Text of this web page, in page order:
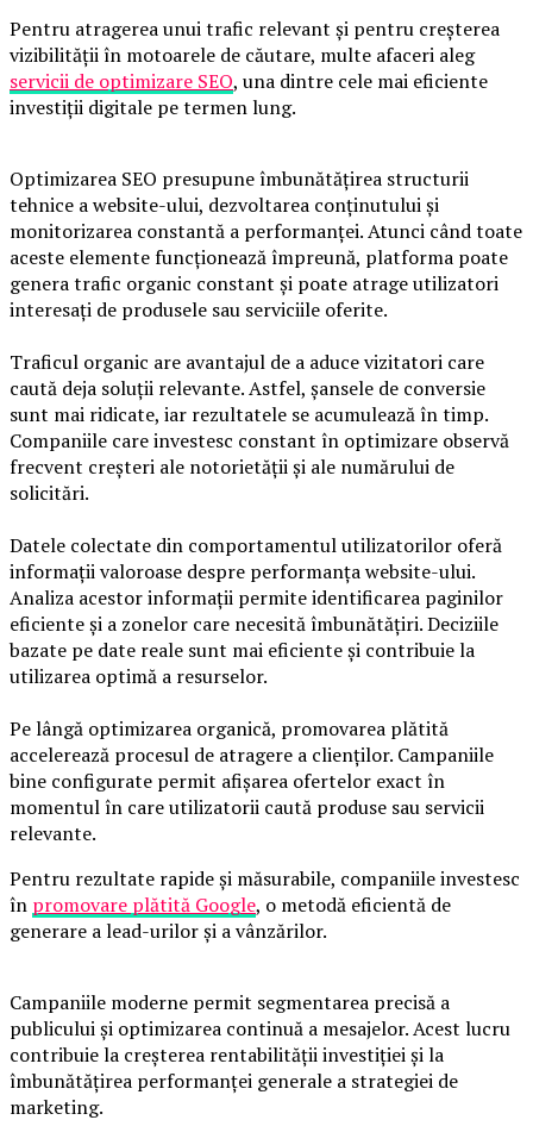
Pentru atragerea unui trafic relevant și pentru creșterea
vizibilității în motoarele de căutare, multe afaceri aleg
servicii de optimizare SEO, una dintre cele mai eficiente
investiții digitale pe termen lung.
Optimizarea SEO presupune îmbunătățirea structurii
tehnice a website-ului, dezvoltarea conținutului și
monitorizarea constantă a performanței. Atunci când toate
aceste elemente funcționează împreună, platforma poate
genera trafic organic constant și poate atrage utilizatori
interesați de produsele sau serviciile oferite.
Traficul organic are avantajul de a aduce vizitatori care
caută deja soluții relevante. Astfel, șansele de conversie
sunt mai ridicate, iar rezultatele se acumulează în timp.
Companiile care investesc constant în optimizare observă
frecvent creșteri ale notorietății și ale numărului de
solicitări.
Datele colectate din comportamentul utilizatorilor oferă
informații valoroase despre performanța website-ului.
Analiza acestor informații permite identificarea paginilor
eficiente și a zonelor care necesită îmbunătățiri. Deciziile
bazate pe date reale sunt mai eficiente și contribuie la
utilizarea optimă a resurselor.
Pe lângă optimizarea organică, promovarea plătită
accelerează procesul de atragere a clienților. Campaniile
bine configurate permit afișarea ofertelor exact în
momentul în care utilizatorii caută produse sau servicii
relevante.
Pentru rezultate rapide și măsurabile, companiile investesc
în promovare plătită Google, o metodă eficientă de
generare a lead-urilor și a vânzărilor.
Campaniile moderne permit segmentarea precisă a
publicului și optimizarea continuă a mesajelor. Acest lucru
contribuie la creșterea rentabilității investiției și la
îmbunătățirea performanței generale a strategiei de
marketing.